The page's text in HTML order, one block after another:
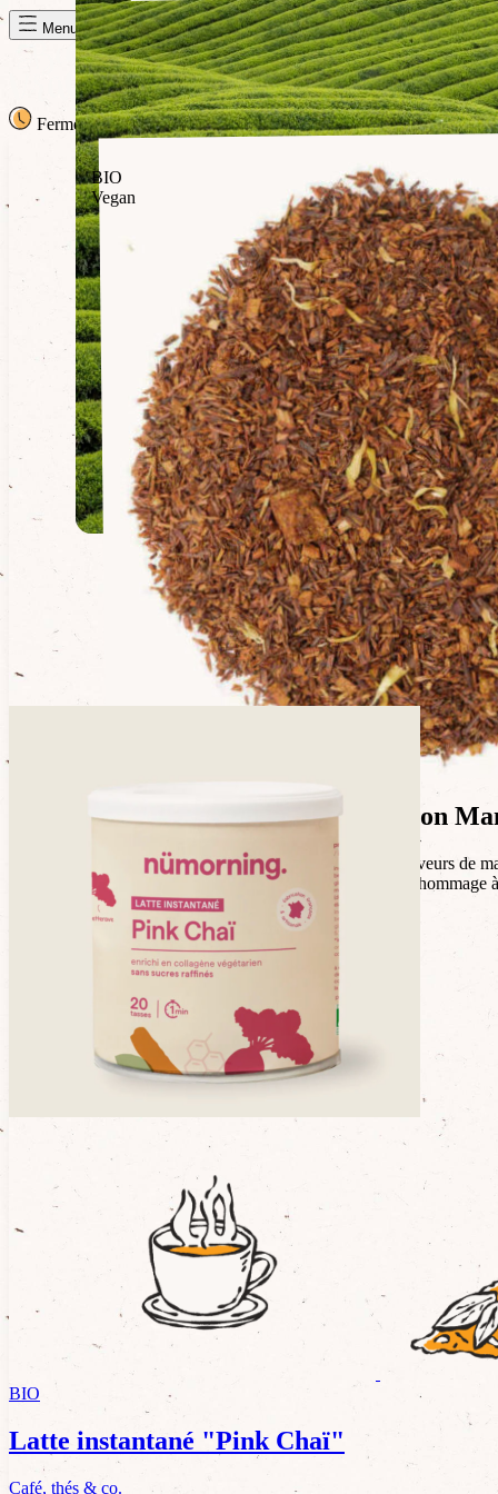
Menu Panier de la semaine
Fermé · Ouvre à 14h00 14h00
BIO
Vegan
Une recette de rooibos dédiée à Nelson
Tout droit venu d’Afrique du sud, ce rooibos fruité, aux saveurs de
clin d’œil à la célèbre chanson écrite par Johnny Clegg en hommage
Composition du rooibos
Arômes naturels de (mangue*, pêche*) 10%
Morceaux de mangue* 3%
Huile essentielle de citron* 1%
Pétales de souci*
BIO
Latte instantané "Pink Chaï"
Café, thés & co.